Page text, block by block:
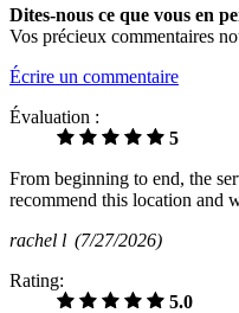
Dites-nous ce que vous en
Vos précieux commentaires
Écrire un commentaire
Évaluation :
5
From beginning to end, the
recommend this location and
rachel l (7/27/2026)
Rating:
5.0